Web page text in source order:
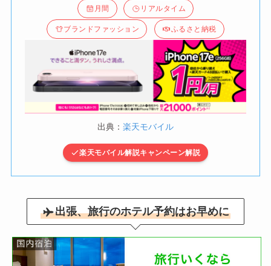
月間 リアルタイム
ブランドファッション ふるさと納税
出典： 楽天モバイル
楽天モバイル解説キャンペーン解説
出張、旅行のホテル予約はお早めに